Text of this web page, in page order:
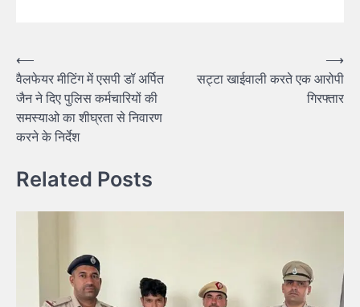
Post
navigation
⟵
वैलफेयर मीटिंग में एसपी डॉ अर्पित
जैन ने दिए पुलिस कर्मचारियों की
समस्याओ का शीघ्रता से निवारण
करने के निर्देश
सट्टा खाईवाली करते एक आरोपी
गिरफ्तार
⟶
Related Posts